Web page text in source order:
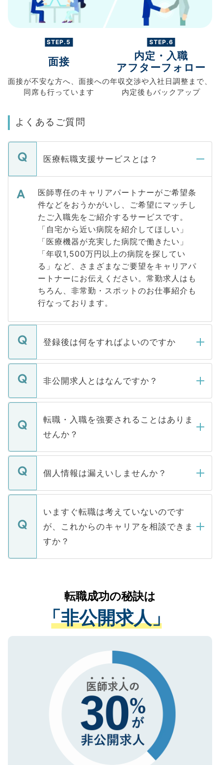
STEP.5
面接
面接が不安な方へ、 面接への
同席も行っています
STEP.6
内定・入職
アフターフォロー
年収交渉や入社日調整まで、
内定後もバックアップ
よくあるご質問
医療転職支援サービスとは？
医師専任のキャリアパートナーがご希望条
件などをおうかがいし、ご希望にマッチし
たご入職先をご紹介するサービスです。
「自宅から近い病院を紹介してほしい」
「医療機器が充実した病院で働きたい」
「年収1,500万円以上の病院を探してい
る」など、さまざまなご要望をキャリアパ
ートナーにお伝えください。常勤求人はも
ちろん、非常勤・スポットのお仕事紹介も
行なっております。
登録後は何をすればよいのですか
ご登録いただきましたら、弊社担当者がご
登録内容を確認し、その後メールもしくは
ます。通常、5営業日以内にはご連絡をせて
いただきますので、しばらくお待ちくださ
非公開求人とはなんですか？
マイナビDOCTORで取り扱っている求人の
うち約3割は、Webサイトからご覧いただ
けない「非公開求人」です。非公開求人は
下記の理由によって、一般には公開してい
ません。
■応募殺到を避けるため 人気のある医療機
関を公にしてしまうと、応募が殺到する場
に、医療機関が求める条件に合った人材の
みを人材紹介会社に依頼するケースが増え
ています。
転職・入職を強要されることはありま
せんか？
転職・入職を強要することは一切ありませ
ん。また、仮に応募先から内定をいただい
定を承諾する必要はありません。内定先へ
の辞退の連絡はキャリアパートナーが行い
個人情報は漏えいしませんか？
個人情報が漏えいすることはありませんの
で、ご安心ください。当サイトからの登録
などで収集したご登録者様の個人情報は、
ご本人のキャリアアップおよび転職活動の
支援を目的に使用いたします。お預かりし
ているすべての個人データはご本人の許可
は、個人情報の取り扱いについての厳密な
管理基準を満たした事業者のみに付与され
る、プライバシーマークを取得済みです。
で、機密保持に関してもご安心ください。
いますぐ転職は考えていないのです
が、これからのキャリアを相談できま
すか？
かがいして、現在の医療機関の状況や紹介
経験をまじえながら、適切なアドバイスを
させていただきます。すぐにご転職をされ
ない方には、長期的なサポートが可能です
ので、まずはご登録ください。
転職成功の秘訣は
「非公開求人」